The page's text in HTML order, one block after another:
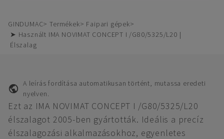
GINDUMAC Termékek
Faipari gépek
➤ Használt IMA NOVIMAT CONCEPT I /G80/5325/L20 |
Élszalag
A leírás fordítása automatikusan történt, mutassa eredeti
nyelven.
Ezt az IMA NOVIMAT CONCEPT I /G80/5325/L20
élszalagot 2005-ben gyártották. Ideális a precíz
élszalagozási alkalmazásokhoz, egyenletes